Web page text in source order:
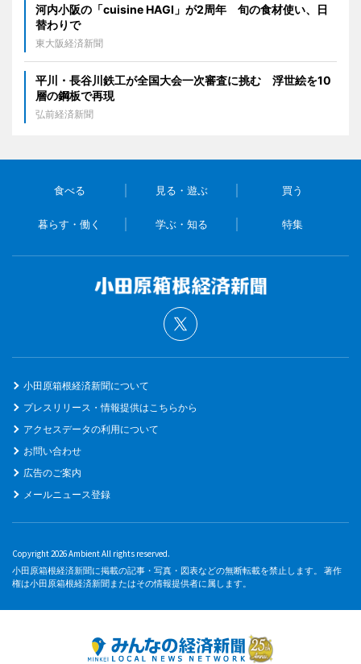
河内小阪の「cuisine HAGI」が2周年 旬の食材使い、日
替わりで
東大阪経済新聞
平川・長谷川鉄工が全国大会一次審査に挑む 浮世絵を10
層の鋼板で再現
弘前経済新聞
食べる 見る・遊ぶ 買う
暮らす・働く 学ぶ・知る 特集
小田原箱根経済新聞について
プレスリリース・情報提供はこちらから
アクセスデータの利用について
お問い合わせ
広告のご案内
メールニュース登録
Copyright 2026 Ambient All rights reserved.
小田原箱根経済新聞に掲載の記事・写真・図表などの無断転載を禁止します。 著作
権は小田原箱根経済新聞またはその情報提供者に属します。